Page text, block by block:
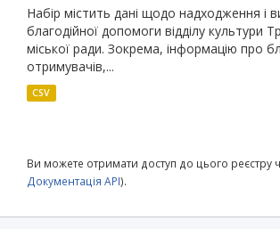
Набір містить дані щодо надходження і
благодійної допомоги відділу культури
міської ради. Зокрема, інформацію про
отримувачів,...
CSV
Ви можете отримати доступ до цього реєстру
Документація API).